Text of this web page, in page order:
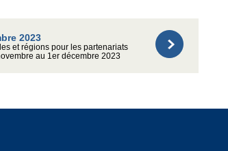
2023
et régions pour les partenariats
au 1er décembre 2023